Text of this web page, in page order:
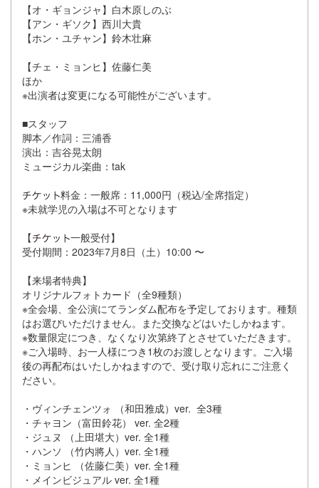
【オ・ギョンジャ】白木原しのぶ
【アン・ギソク】西川大貴
【ホン・ユチャン】鈴木壮麻
【チェ・ミョンヒ】佐藤仁美
ほか
※出演者は変更になる可能性がございます。
■スタッフ
脚本／作詞：三浦香
演出：吉谷晃太朗
ミュージカル楽曲：tak
料金：一般席：11,000円（税込/全席指定）
※未就学児の入場は不可となります
【
一般受付】
受付期間：2023年7月8日（土）10:00 〜
【来場者特典】
オリジナルフォトカード（全9種類）
※全会場、全公演にてランダム配布を予定しております。種類
はお選びいただけません。また交換などはいたしかねます。
※数量限定につき、なくなり次第終了とさせていただきます。
※ご入場時、お一人様につき1枚のお渡しとなります。ご入場
後の再配布はいたしかねますので、受け取り忘れにご注意く
ださい。
・ヴィンチェンツォ （和田雅成）ver. 全3種
・チャヨン（富田鈴花） ver. 全2種
・ジュヌ （上田堪大）ver. 全1種
・ハンソ （竹内將人）ver. 全1種
・ミョンヒ （佐藤仁美）ver. 全1種
・メインビジュアル ver. 全1種